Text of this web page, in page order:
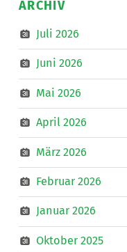
ARCHIV
Juli 2026
Juni 2026
Mai 2026
April 2026
März 2026
Februar 2026
Januar 2026
Oktober 2025